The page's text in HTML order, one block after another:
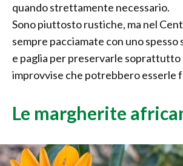
quando strettamente necessario.
Sono piuttosto rustiche, ma nel
sempre pacciamate con uno
e paglia per preservarle soprattutto
improvvise che potrebbero esserle
Le margherite